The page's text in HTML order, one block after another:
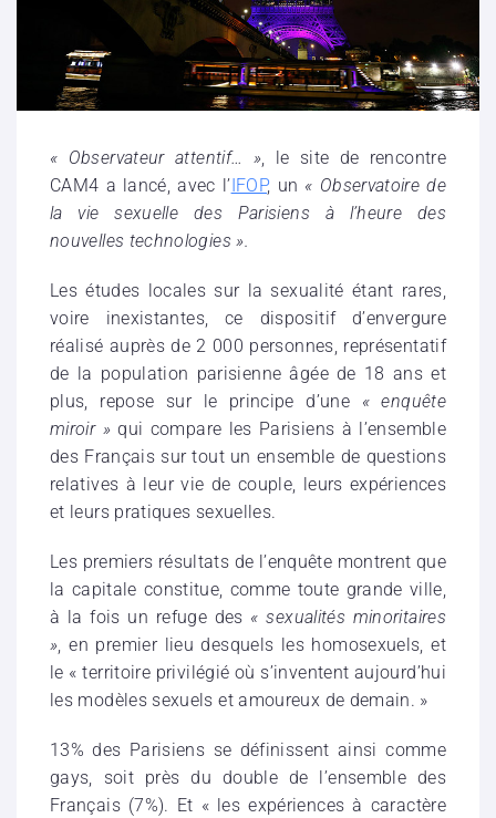
« Observateur attentif… », le site de rencontre
CAM4 a lancé, avec l’IFOP, un « Observatoire de
la vie sexuelle des Parisiens à l’heure des
nouvelles technologies ».
Les études locales sur la sexualité étant rares,
voire inexistantes, ce dispositif d’envergure
réalisé auprès de 2 000 personnes, représentatif
de la population parisienne âgée de 18 ans et
plus, repose sur le principe d’une « enquête
miroir »qui compare les Parisiens à l’ensemble
des Français sur tout un ensemble de questions
relatives à leur vie de couple, leurs expériences
et leurs pratiques sexuelles.
Les premiers résultats de l’enquête montrent que
la capitale constitue, comme toute grande ville,
à la fois un refuge des « sexualités minoritaires
», en premier lieu desquels les homosexuels, et
le « territoire privilégié où s’inventent aujourd’hui
les modèles sexuels et amoureux de demain. »
13% des Parisiens se définissent ainsi comme
gays, soit près du double de l’ensemble des
Français (7%). Et « les expériences à caractère